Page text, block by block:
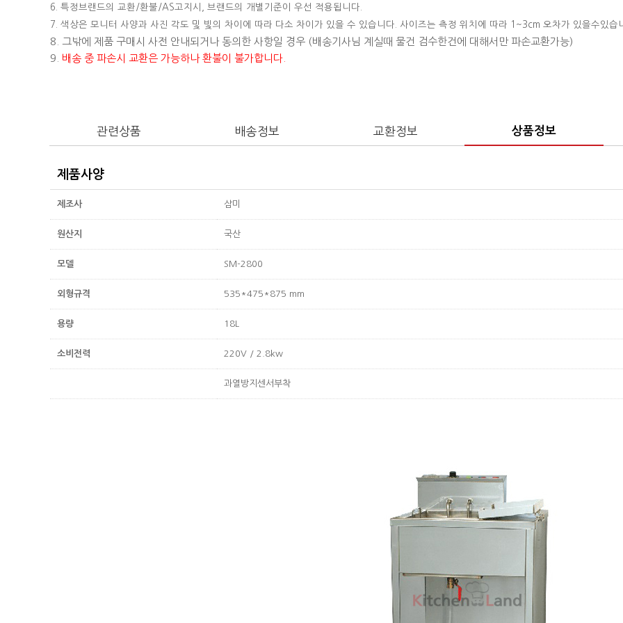
6. 특정브랜드의 교환/환불/AS고지시, 브랜드의 개별기준이 우선 적용됩니다.
7. 색상은 모니터 사양과 사진 각도 및 빛의 차이에 따라 다소 차이가 있을 수 있습니다. 사이즈는 측정 위치에 따라 1~3cm 오차가 있을수있습
8. 그밖에 제품 구매시 사전 안내되거나 동의한 사항일 경우 (배송기사님 계실때 물건 검수한건에 대해서만 파손교환가능)
9. 배송 중 파손시 교환은 가능하나 환불이 불가합니다.
관련상품 배송정보 교환정보 상품정보
제품사양
제조사 삼미
원산지 국산
모델 SM-2800
외형규격 535*475*875 mm
용량 18L
소비전력 220V / 2.8kw
과열방지센서부착